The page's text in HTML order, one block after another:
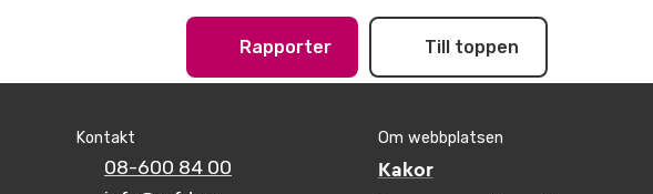
Rapporter Till toppen
Kontakt
08-600 84 00
Om webbplatsen
Kakor